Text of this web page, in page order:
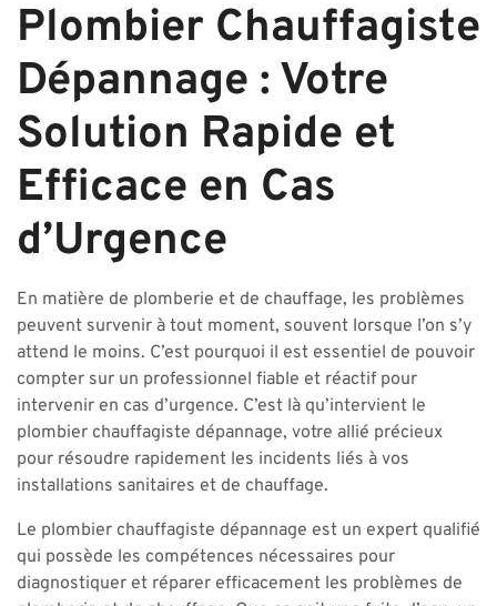
Plombier Chauffagiste
Dépannage : Votre
Solution Rapide et
Efficace en Cas
d’Urgence
En matière de plomberie et de chauffage, les problèmes
peuvent survenir à tout moment, souvent lorsque l’on s’y
attend le moins. C’est pourquoi il est essentiel de pouvoir
compter sur un professionnel fiable et réactif pour
intervenir en cas d’urgence. C’est là qu’intervient le
plombier chauffagiste dépannage, votre allié précieux
pour résoudre rapidement les incidents liés à vos
installations sanitaires et de chauffage.
Le plombier chauffagiste dépannage est un expert qualifié
qui possède les compétences nécessaires pour
diagnostiquer et réparer efficacement les problèmes de